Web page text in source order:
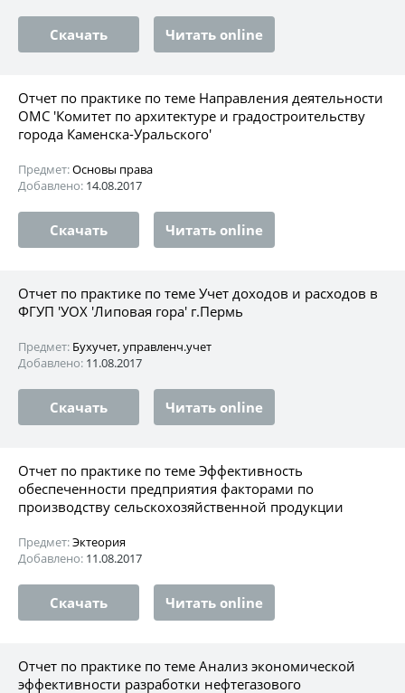
Скачать Читать online
Отчет по практике по теме Направления деятельности
ОМС 'Комитет по архитектуре и градостроительству
города Каменска-Уральского'
Предмет:Основы права
Добавлено: 14.08.2017
Скачать Читать online
Отчет по практике по теме Учет доходов и расходов в
ФГУП 'УОХ 'Липовая гора' г.Пермь
Предмет: Бухучет, управленч.учет
Добавлено: 11.08.2017
Скачать Читать online
Отчет по практике по теме Эффективность
обеспеченности предприятия факторами по
производству сельскохозяйственной продукции
Предмет:Эктеория
Добавлено: 11.08.2017
Скачать Читать online
Отчет по практике по теме Анализ экономической
эффективности разработки нефтегазового